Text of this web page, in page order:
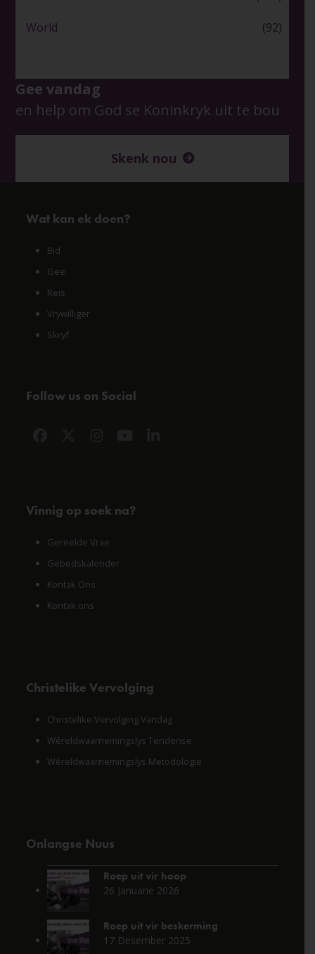
World (92)
Gee vandag
en help om God se Koninkryk uit te bou
Skenk nou
Wat kan ek doen?
Bid
Gee
Reis
Vrywilliger
Skryf
Follow us on Social
Vinnig op soek na?
Gereelde Vrae
Gebedskalender
Kontak Ons
Kontak ons
Christelike Vervolging
Christelike Vervolging Vandag
Wêreldwaarnemingslys Tendense
Wêreldwaarnemingslys Metodologie
Onlangse Nuus
Roep uit vir hoop
26 Januarie 2026
Roep uit vir beskerming
17 Desember 2025